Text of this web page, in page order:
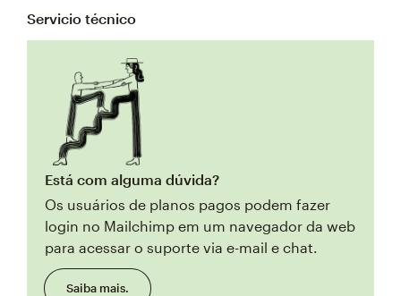
Servicio técnico
Está com alguma dúvida?
Os usuários de planos pagos podem fazer
login no Mailchimp em um navegador da web
para acessar o suporte via e-mail e chat.
Saiba mais.